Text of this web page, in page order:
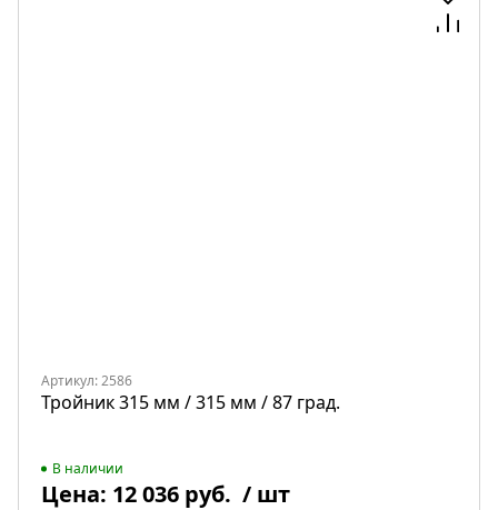
Артикул: 2586
Тройник 315 мм / 315 мм / 87 град.
В наличии
Цена: 12 036 руб. / шт